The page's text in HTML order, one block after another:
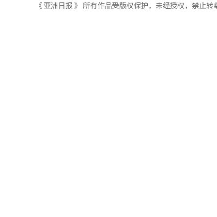
《 亚洲日报 》 所有作品受版权保护，未经授权，禁止转